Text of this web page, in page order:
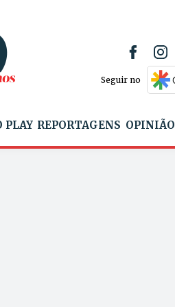
Seguir no
PLAY REPORTAGENS OPINIÃO